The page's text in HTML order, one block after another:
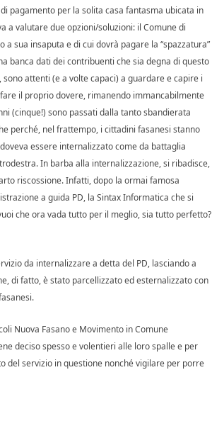
pagamento per la solita casa fantasma ubicata in
a valutare due opzioni/soluzioni: il Comune di
sua insaputa e di cui dovrà pagare la “spazzatura”
banca dati dei contribuenti che sia degna di questo
attenti (e a volte capaci) a guardare e capire i
il proprio dovere, rimanendo immancabilmente
(cinque!) sono passati dalla tanto sbandierata
perché, nel frattempo, i cittadini fasanesi stanno
essere internalizzato come da battaglia
In barba alla internalizzazione, si ribadisce,
riscossione. Infatti, dopo la ormai famosa
a guida PD, la Sintax Informatica che si
che ora vada tutto per il meglio, sia tutto perfetto?
da internalizzare a detta del PD, lasciando a
di fatto, è stato parcellizzato ed esternalizzato con
Nuova Fasano e Movimento in Comune
deciso spesso e volentieri alle loro spalle e per
del servizio in questione nonché vigilare per porre